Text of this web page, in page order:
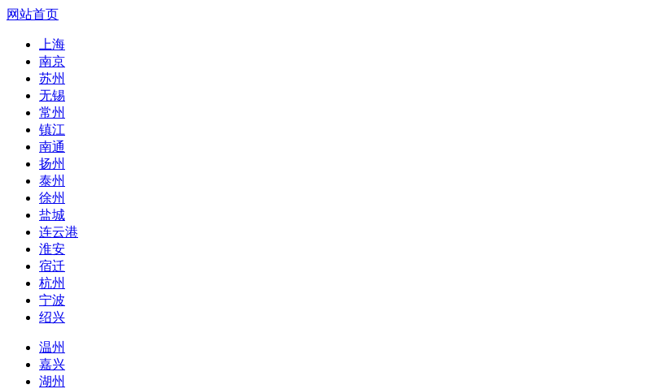
网站首页
上海
南京
苏州
无锡
常州
镇江
南通
扬州
泰州
徐州
盐城
连云港
淮安
宿迁
杭州
宁波
绍兴
温州
嘉兴
湖州